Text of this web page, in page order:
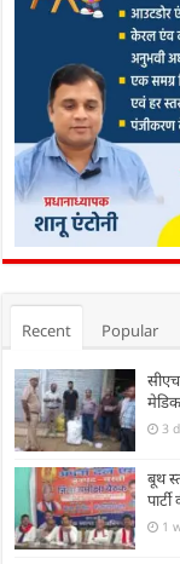
Recent Popular
3
बूथ
1